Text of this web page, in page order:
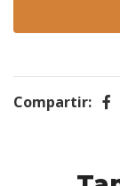
Compartir: